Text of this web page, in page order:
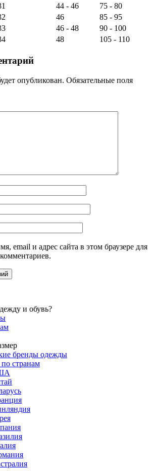
44 - 46
75 - 80
46
85 - 95
46 - 48
90 - 100
48 105 - 110
опубликован. Обязательные поля
email и адрес сайта в этом браузере для
и обувь?
бренды одежды
странам